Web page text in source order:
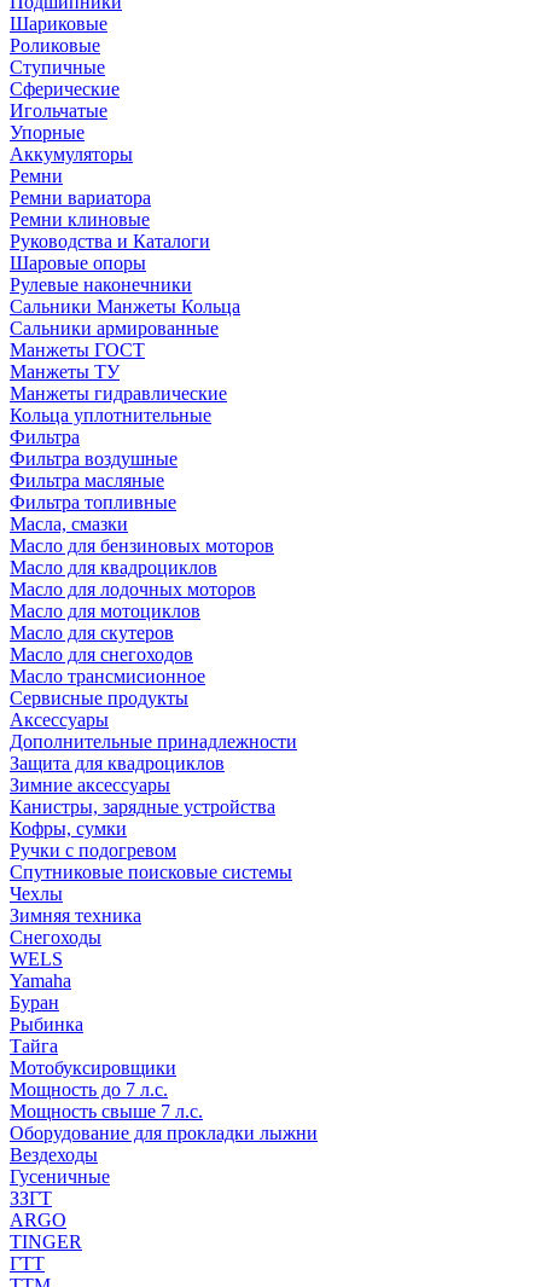
Шариковые
Роликовые
Ступичные
Сферические
Игольчатые
Упорные
Аккумуляторы
Ремни
Ремни вариатора
Ремни клиновые
Руководства и Каталоги
Шаровые опоры
Рулевые наконечники
Сальники Манжеты Кольца
Сальники армированные
Манжеты ГОСТ
Манжеты ТУ
Манжеты гидравлические
Кольца уплотнительные
Фильтра
Фильтра воздушные
Фильтра масляные
Фильтра топливные
Масла, смазки
Масло для бензиновых моторов
Масло для квадроциклов
Масло для лодочных моторов
Масло для мотоциклов
Масло для скутеров
Масло для снегоходов
Масло трансмисионное
Сервисные продукты
Аксессуары
Дополнительные принадлежности
Защита для квадроциклов
Зимние аксессуары
Канистры, зарядные устройства
Кофры, сумки
Ручки с подогревом
Спутниковые поисковые системы
Чехлы
Зимняя техника
Снегоходы
WELS
Yamaha
Буран
Рыбинка
Тайга
Мотобуксировщики
Мощность до 7 л.с.
Мощность свыше 7 л.с.
Оборудование для прокладки лыжни
Вездеходы
Гусеничные
ЗЗГТ
ARGO
TINGER
ГТТ